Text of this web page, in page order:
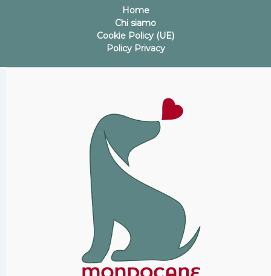
Home
Chi siamo
Cookie Policy (UE)
Policy Privacy